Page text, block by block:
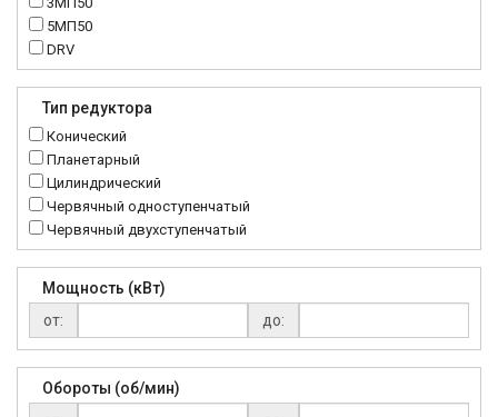
5МП50
DRV
K..DR
MTC
NMRV
RC
Тип редуктора
Конический
Планетарный
Цилиндрический
Червячный одноступенчатый
Червячный двухступенчатый
Мощность (кВт)
от:
до:
Обороты (об/мин)